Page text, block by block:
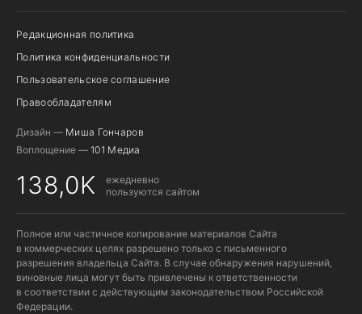
Редакционная политика
Политика конфиденциальности
Пользовательское соглашение
Правообладателям
Дизайн — Миша Гончаров
Воплощение — 101 Медиа
138,0K
ежедневно
пользуются сайтом
Полное или частичное копирование материалов Сайта
в коммерческих целях разрешено только с письменного
разрешения владельца Сайта. В случае обнаружения нарушений,
виновные лица могут быть привлечены к ответственности
в соответствии с действующим законодательством Российской
Федерации.